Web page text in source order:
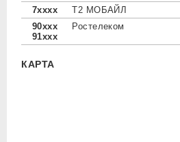
7xxxx
Т2 МОБАЙЛ
90xxx
91xxx
Ростелеком
КАРТА